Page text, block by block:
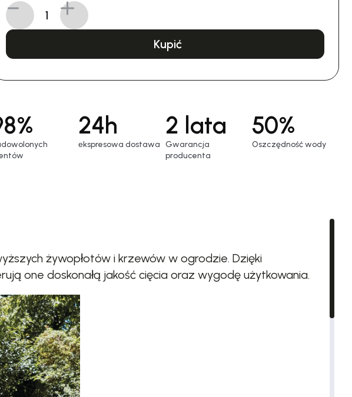
Kupić
24h
еkspresowa dostawa
2 lata
Gwarancja
producenta
50%
Oszczędność wody
żywopłotów i krzewów w ogrodzie. Dzięki
one doskonałą jakość cięcia oraz wygodę użytkowania.